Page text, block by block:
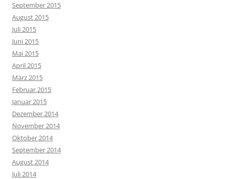
September 2015
August 2015
Juli 2015
Juni 2015
Mai 2015
April 2015
März 2015
Februar 2015
Januar 2015
Dezember 2014
November 2014
Oktober 2014
September 2014
August 2014
Juli 2014